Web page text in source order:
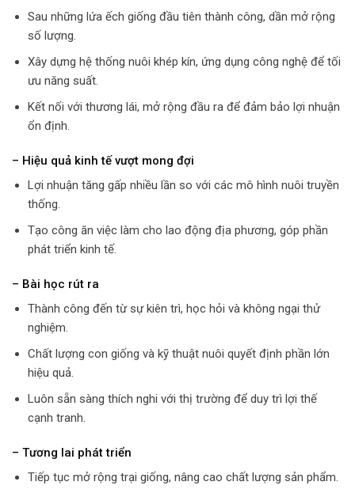
Sau những lứa ếch giống đầu tiên thành công, dần mở rộng
số lượng.
Xây dựng hệ thống nuôi khép kín, ứng dụng công nghệ để tối
ưu năng suất.
Kết nối với thương lái, mở rộng đầu ra để đảm bảo lợi nhuận
ổn định.
– Hiệu quả kinh tế vượt mong đợi
Lợi nhuận tăng gấp nhiều lần so với các mô hình nuôi truyền
thống.
Tạo công ăn việc làm cho lao động địa phương, góp phần
phát triển kinh tế.
– Bài học rút ra
Thành công đến từ sự kiên trì, học hỏi và không ngại thử
nghiệm.
Chất lượng con giống và kỹ thuật nuôi quyết định phần lớn
hiệu quả.
Luôn sẵn sàng thích nghi với thị trường để duy trì lợi thế
cạnh tranh.
– Tương lai phát triển
Tiếp tục mở rộng trại giống, nâng cao chất lượng sản phẩm.